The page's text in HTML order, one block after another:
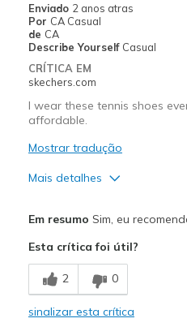
View On Shoes
I'm Into
Enviado 2 anos atras
Por CA Casual
de CA
Describe Yourself Casual
CRÍTICA EM
skechers.com
I wear these tennis shoes
affordable.
Mostrar tradução
Mais detalhes
Comfortable
Durable
Em resumo Sim, eu
Esta crítica foi útil?
2 0
sinalizar esta crítica